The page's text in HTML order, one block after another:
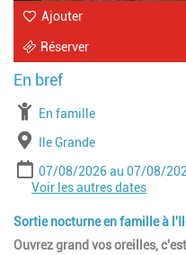
Ajouter
Réserver
À partir de
En famille
Lieu
Ile Grande
Période
Date de début
07/08/2026 Date de fin
07/08/
Date de début
14/08/2026 Date de fin
14/08/
Date de début
28/08/2026 Date de fin
28/08/
Voir les autres dates
Sortie nocturne en famille à
Ouvrez grand vos oreilles,